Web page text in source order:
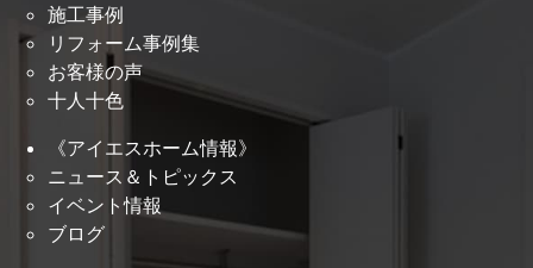
施工事例
リフォーム事例集
お客様の声
十人十色
《アイエスホーム情報》
ニュース＆トピックス
イベント情報
ブログ